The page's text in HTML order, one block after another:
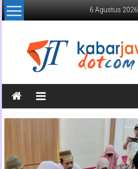
Lompat
ke
6 Agustus 2026
Kabar
Jawa
Timur
Jawa